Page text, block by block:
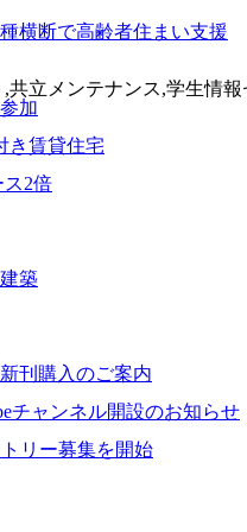
横断で高齢者住まい支援
立メンテナンス,学生情報
加
き賃貸住宅
2倍
築
刊購入のご案内
チャンネル開設のお知らせ
リー募集を開始